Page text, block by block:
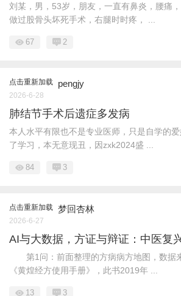
刘某，男，53岁，朋友，一直有鼻炎，腰痛
做过股骨头坏死手术，右腿时时疼， ...
67 2
点击重新加载 pengjy
2026-6-28
肺结节手术后遗症多发病
本人水平有限也不是专业医师，只是自学的
了学习，本无意现丑，因zxk2024盛 ...
84 3
点击重新加载 梦回杏林
2026-6-27
AI与大数据，方证与辩证：中医
第1问：前面整理的方病病方地图，数据
《黄煌经方使用手册》，此书2019年 ...
13 3